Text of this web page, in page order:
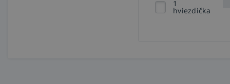
1
hviezdička